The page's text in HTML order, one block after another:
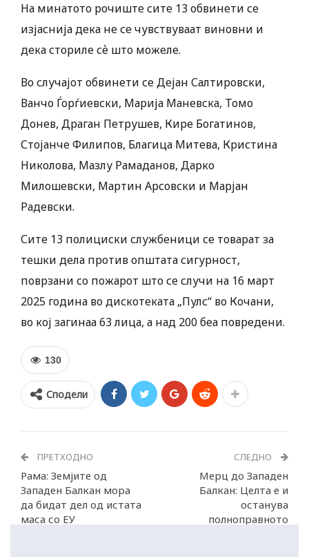
На минатото рочиште сите 13 обвинети се
изјаснија дека не се чувствуваат виновни и
дека сториле сѐ што можеле.
Во случајот обвинети се Дејан Салтировски,
Ванчо Ѓорѓиевски, Марија Маневска, Томо
Донев, Драган Петрушев, Кире Богатинов,
Стојанче Филипов, Благица Митева, Кристина
Николова, Мазлу Рамаданов, Дарко
Милошевски, Мартин Арсовски и Марјан
Радевски.
Сите 13 полициски службеници се товарат за
тешки дела против општата сигурност,
поврзани со пожарот што се случи на 16 март
2025 година во дискотеката „Пулс“ во Кочани,
во кој загинаа 63 лица, а над 200 беа повредени.
130
Сподели
ПРЕТХОДНО
Рама: Земјите од
Западен Балкан мора
да бидат дел од истата
маса со ЕУ
СЛЕДНО
Мерц до Западен
Балкан: Целта е и
останува
полноправното